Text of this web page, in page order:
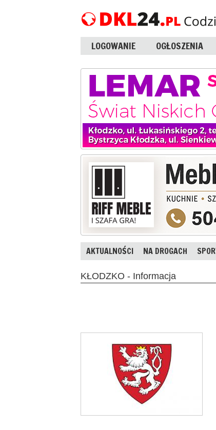
LOGOWANIE OGŁOSZENIA
AKTUALNOŚCI NA DROGACH
KŁODZKO - Informacja